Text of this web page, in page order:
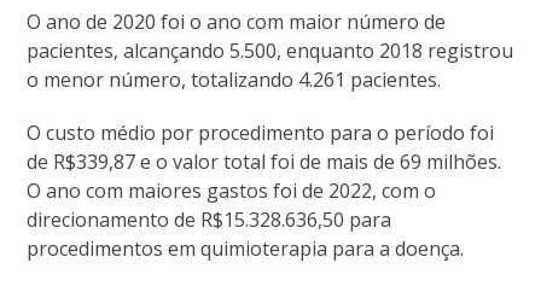
O ano de 2020 foi o ano com maior número de
pacientes, alcançando 5.500, enquanto 2018 registrou
o menor número, totalizando 4.261 pacientes.
O custo médio por procedimento para o período foi
de R$339,87 e o valor total foi de mais de 69 milhões.
O ano com maiores gastos foi de 2022, com o
direcionamento de R$15.328.636,50 para
procedimentos em quimioterapia para a doença.